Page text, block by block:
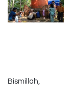
Bismillah,